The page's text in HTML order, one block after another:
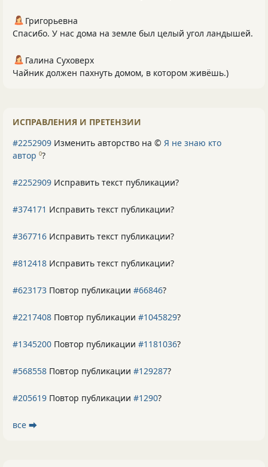
Григорьевна
Спасибо. У нас дома на земле был целый угол ландышей.
Галина Суховерх
Чайник должен пахнуть домом, в котором живёшь.)
ИСПРАВЛЕНИЯ И ПРЕТЕНЗИИ
#2252909 Изменить авторство на © Я не знаю кто
автор 0?
#2252909 Исправить текст публикации?
#374171 Исправить текст публикации?
#367716 Исправить текст публикации?
#812418 Исправить текст публикации?
#623173 Повтор публикации #66846?
#2217408 Повтор публикации #1045829?
#1345200 Повтор публикации #1181036?
#568558 Повтор публикации #129287?
#205619 Повтор публикации #1290?
все ⮕